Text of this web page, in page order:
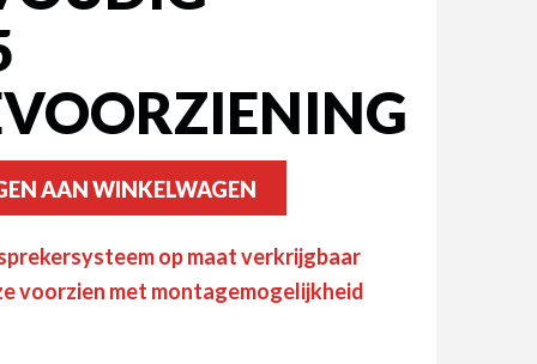
AAN WINKELWAGEN
op maat verkrijgbaar
voorzien met montagemogelijkheid